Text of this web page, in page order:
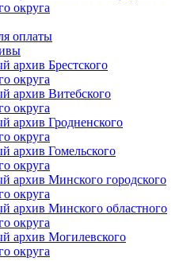
округа
оплаты
архив Брестского
округа
архив Витебского
округа
архив Гродненского
округа
архив Гомельского
округа
архив Минского городского
округа
архив Минского областного
округа
архив Могилевского
округа